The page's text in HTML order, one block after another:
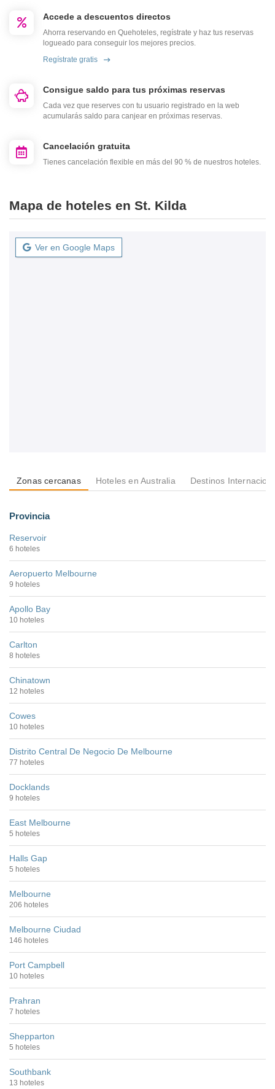
Accede a descuentos directos
Ahorra reservando en Quehoteles, regístrate y haz tus reservas
logueado para conseguir los mejores precios.
Regístrate gratis
Consigue saldo para tus próximas reservas
Cada vez que reserves con tu usuario registrado en la web
acumularás saldo para canjear en próximas reservas.
Cancelación gratuita
Tienes cancelación flexible en más del 90 % de nuestros hoteles.
Mapa de hoteles en St. Kilda
Ver en Google Maps
Zonas cercanas Hoteles en Australia Destinos
Provincia
Reservoir
6 hoteles
Aeropuerto Melbourne
9 hoteles
Apollo Bay
10 hoteles
Carlton
8 hoteles
Chinatown
12 hoteles
Cowes
10 hoteles
Distrito Central De Negocio De Melbourne
77 hoteles
Docklands
9 hoteles
East Melbourne
5 hoteles
Halls Gap
5 hoteles
Melbourne
206 hoteles
Melbourne Ciudad
146 hoteles
Port Campbell
10 hoteles
Prahran
7 hoteles
Shepparton
5 hoteles
Southbank
13 hoteles